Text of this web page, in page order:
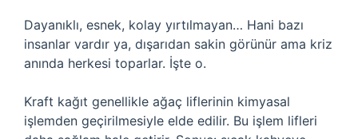
Dayanıklı, esnek, kolay yırtılmayan… Hani bazı
insanlar vardır ya, dışarıdan sakin görünür ama kriz
anında herkesi toparlar. İşte o.
Kraft kağıt genellikle ağaç liflerinin kimyasal
işlemden geçirilmesiyle elde edilir. Bu işlem lifleri